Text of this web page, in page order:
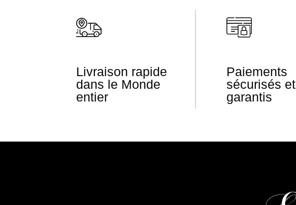
Livraison rapide
dans le Monde
entier
Paiements
sécurisés et
garantis